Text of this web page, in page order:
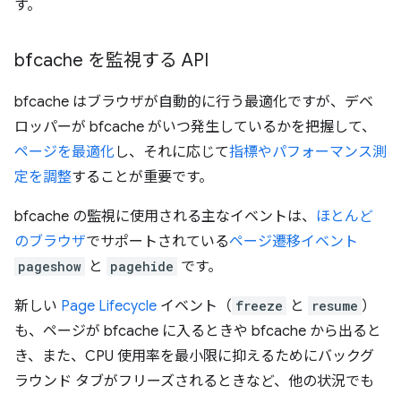
す。
bfcache を監視する API
bfcache はブラウザが自動的に行う最適化ですが、デベ
ロッパーが bfcache がいつ発生しているかを把握して、
ページを最適化 し、それに応じて指標やパフォーマンス測
定を調整することが重要です。
bfcache の監視に使用される主なイベントは、 ほとんど
のブラウザでサポートされているページ遷移イベント
pageshow と pagehide です。
新しい Page Lifecycle イベント（ freeze と resume ）
も、ページが bfcache に入るときや bfcache から出ると
き、また、CPU 使用率を最小限に抑えるためにバックグ
ラウンド タブがフリーズされるときなど、他の状況でも